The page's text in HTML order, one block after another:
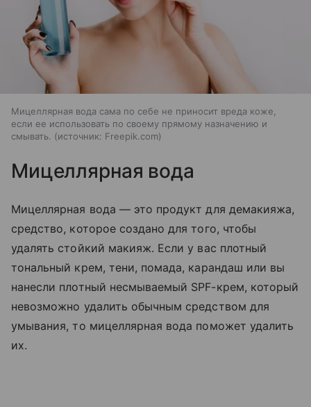
Мицеллярная вода сама по себе не приносит вреда коже,
если ее использовать по своему прямому назначению и
смывать.
источник: Freepik.com
Мицеллярная вода
Мицеллярная вода — это продукт для демакияжа,
средство, которое создано для того, чтобы
удалять стойкий макияж. Если у вас плотный
тональный крем, тени, помада, карандаш или вы
нанесли плотный несмываемый SPF-крем, который
невозможно удалить обычным средством для
умывания, то мицеллярная вода поможет удалить
их.